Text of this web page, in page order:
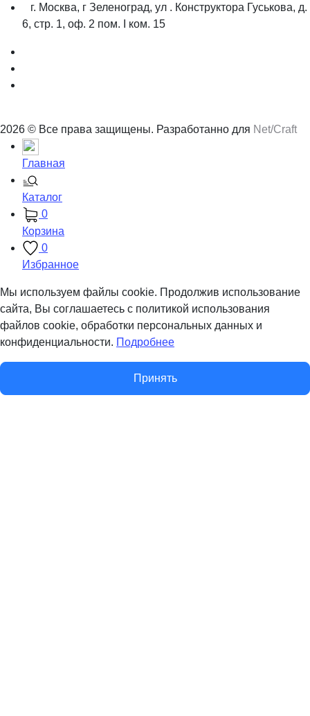
г. Москва, г Зеленоград, ул . Конструктора Гуськова, д.
6, стр. 1, оф. 2 пом. I ком. 15
2026 © Все права защищены. Разработанно для Net/Craft
Главная
Каталог
0
Корзина
0
Избранное
Мы используем файлы cookie. Продолжив использование
сайта, Вы соглашаетесь с политикой использования
файлов cookie, обработки персональных данных и
конфиденциальности. Подробнее
Принять